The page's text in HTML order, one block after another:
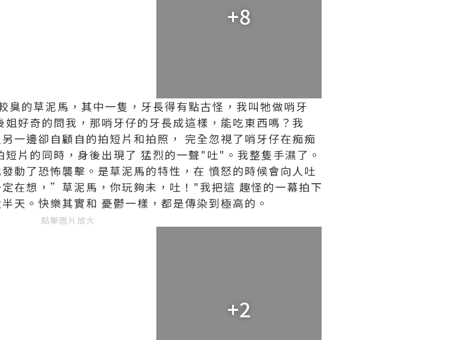
+8
臭的草泥馬，其中一隻，牙長得有點古怪，我叫牠做哨牙
好奇的問我，那哨牙仔的牙長成這樣，能吃東西嗎？我
一邊卻自顧自的拍短片和拍照， 完全忽視了哨牙仔在痴痴
片的同時，身後出現了 猛烈的一聲"吐"。我整隻手濕了。
動了恐怖襲擊。是草泥馬的特性，在 憤怒的時候會向人吐
在想，”草泥馬，你玩夠未，吐！"我把這 趣怪的一幕拍下
天。快樂其實和 憂鬱一樣，都是傳染到極高的。
點擊圖片放大
+2